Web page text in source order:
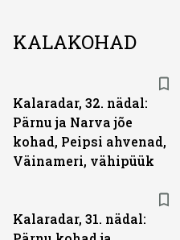
KALAKOHAD
Kalaradar, 32. nädal:
Pärnu ja Narva jõe
kohad, Peipsi ahvenad,
Väinameri, vähipüük
Kalaradar, 31. nädal: